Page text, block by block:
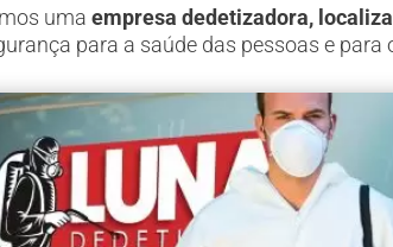
umaempresa dedetizadora,
para a saúde das pessoas e